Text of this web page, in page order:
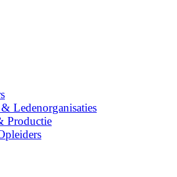
Ledenorganisaties
Productie